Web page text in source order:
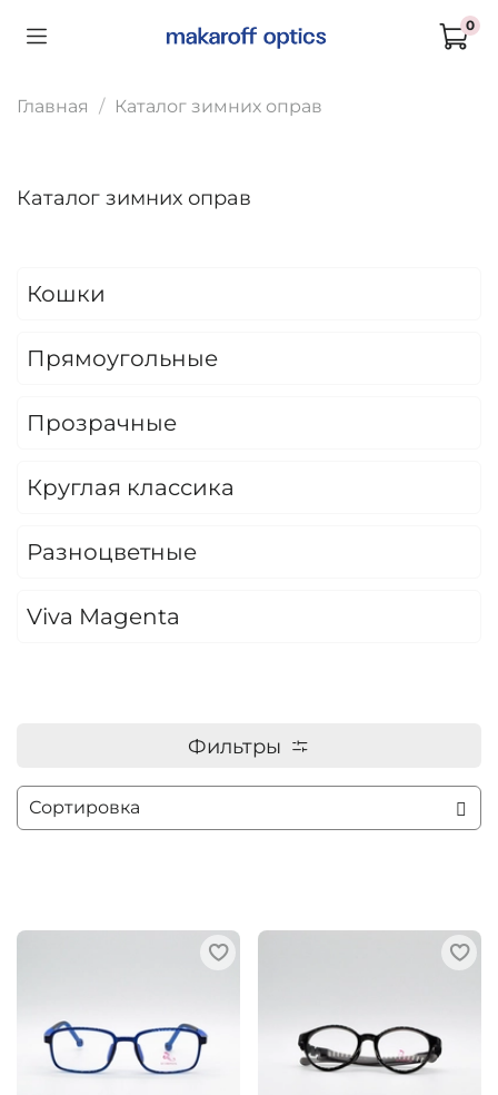
0
Главная Каталог зимних оправ
Каталог зимних оправ
Кошки
Прямоугольные
Прозрачные
Круглая классика
Разноцветные
Viva Magenta
Фильтры